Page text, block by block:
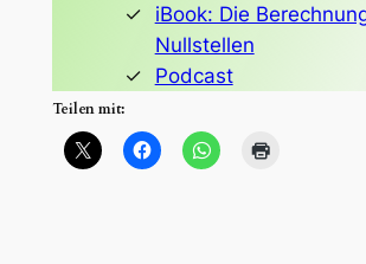
iBook: Die
Nullstellen
Podcast
Teilen mit: